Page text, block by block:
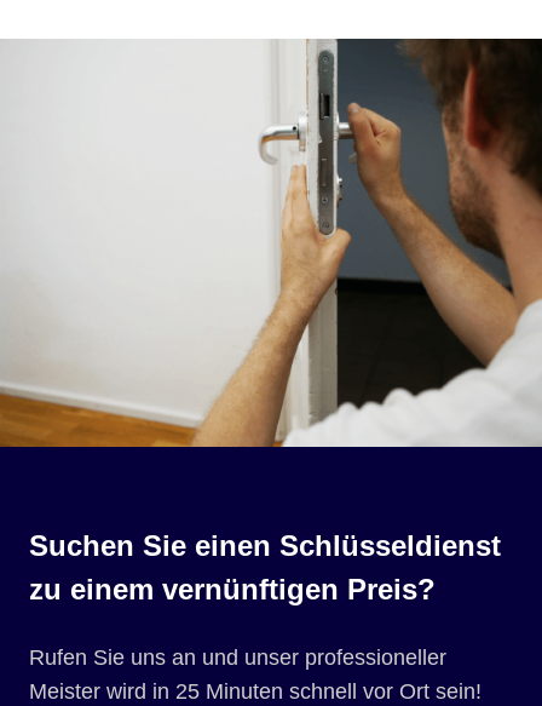
Suchen Sie einen Schlüsseldienst
zu einem vernünftigen Preis?
Rufen Sie uns an und unser professioneller
Meister wird in 25 Minuten schnell vor Ort sein!